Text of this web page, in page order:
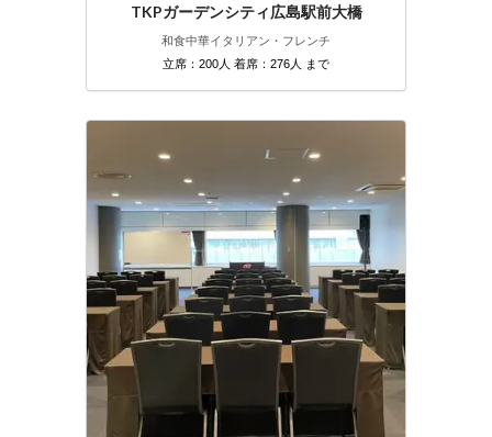
TKPガーデンシティ広島駅前大橋
和食中華イタリアン・フレンチ
立席：200人 着席：276人 まで